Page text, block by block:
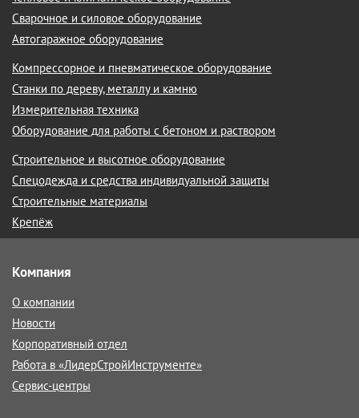
Сварочное и силовое оборудование
Автогаражное оборудование
Компрессорное и пневматическое оборудование
Станки по дереву, металлу и камню
Измерительная техника
Оборудование для работы с бетоном и раствором
Строительное и высотное оборудование
Спецодежда и средства индивидуальной защиты
Строительные материалы
Крепёж
Компания
О компании
Новости
Корпоративный отдел
Работа в «ЛидерСтройИнструменте»
Сервис-центры